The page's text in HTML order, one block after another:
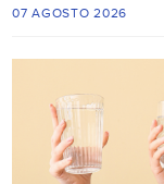
07 AGOSTO 2026